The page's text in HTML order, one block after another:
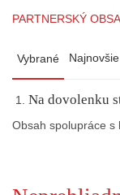
PARTNERSKÝ
Vybrané Najnovšie
Na dovolenku
Obsah spolupráce s